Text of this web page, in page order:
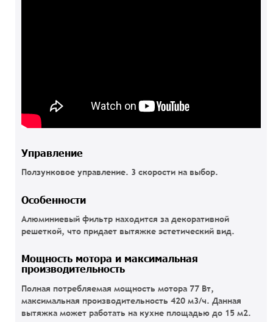
Управление
Ползунковое управление. 3 скорости на выбор.
Особенности
Алюминиевый фильтр находится за декоративной
решеткой, что придает вытяжке эстетический вид.
Мощность мотора и максимальная
производительность
Полная потребляемая мощность мотора 77 Вт,
максимальная производительность 420 м3/ч. Данная
вытяжка может работать на кухне площадью до 15 м2.